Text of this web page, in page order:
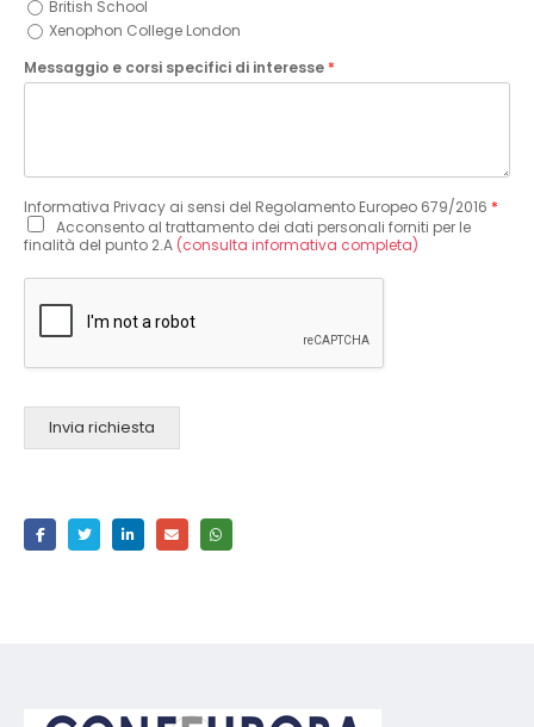
British School
Xenophon College London
Messaggio e corsi specifici di interesse *
Informativa Privacy ai sensi del Regolamento Europeo 679/2016 *
Acconsento al trattamento dei dati personali forniti per le
finalità del punto 2.A (consulta informativa completa)
Invia richiesta